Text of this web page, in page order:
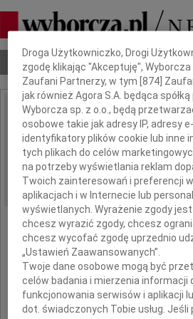
Nekrologi Odeszli Poradnik
IMIĘ I NAZWISKO: Edyta
REGION: Radom
DATA EMISJI: 20.08.2013
Z
Dbamy o Twoją prywatność
Droga Użytkowniczko, Drogi
zgodę klikając "Akceptuję", Wyborcza
Zaufani Partnerzy, w tym [874 ]
jak również Agora S.A. będąca
Wyborcza sp. z o.o., będą
osobowe takie jak adresy IP, adresy
identyfikatory plików cookie lub inne
tych plikach do celów
na potrzeby wyświetlania reklam
Twoich zainteresowań i preferencji
aplikacjach i w Internecie lub
wyświetlanych. Wyrażenie zgody
chcesz wyrazić zgody, chcesz
chcesz wycofać zgodę uprzednio
„Ustawień Zaawansowanych”.
Twoje dane osobowe mogą być
celów badania i mierzenia informacji
funkcjonowania serwisów i aplikacji
dot. świadczonych Tobie usług. Jeśli